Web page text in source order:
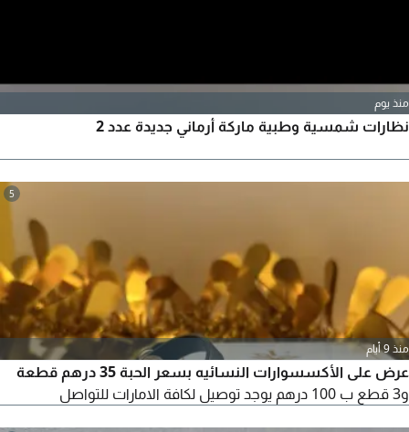
منذ يوم
نظارات شمسية وطبية ماركة أرماني جديدة عدد 2
5
منذ 9 أيام
عرض على الأكسسوارات النسائيه بسعر الحبة 35 درهم قطعة
و3 قطع ب 100 درهم يوجد توصيل لكافة الامارات للتواصل